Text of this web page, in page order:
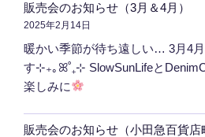
販売会のお知らせ（3月＆4月）
2025年2月14日
暖かい季節が待ち遠しい… 3月4
す⊹₊｡ꕤ˚₊⊹ SlowSunLifeと
楽しみに
販売会のお知らせ（小田急百貨店